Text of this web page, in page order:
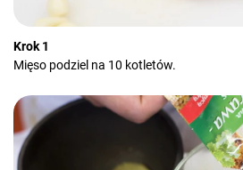
Krok 1
Mięso podziel na 10 kotletów.